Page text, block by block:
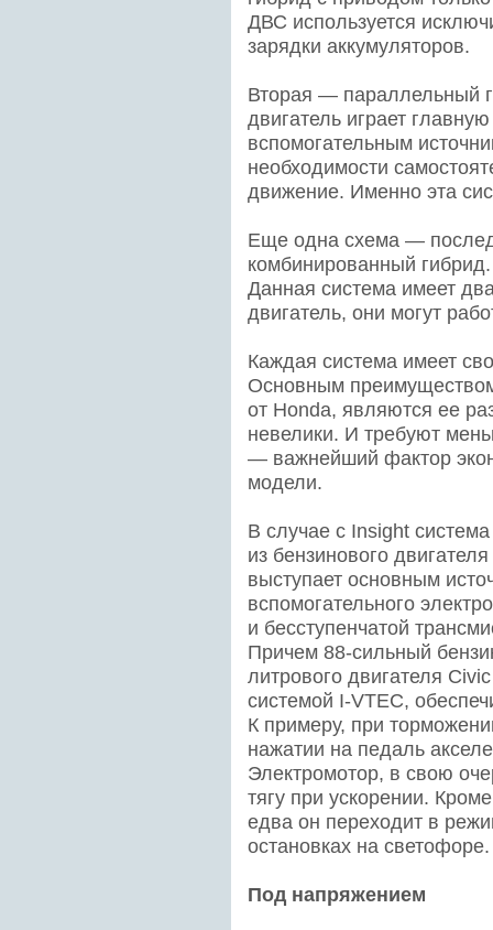
ДВС используется
зарядки аккумуляторов.
Вторая — параллельный
двигатель играет
вспомогательным
необходимости
движение. Именно эта
Еще одна схема —
комбинированный
Данная система имеет
двигатель, они могут
Каждая система имеет
Основным
от Honda, являются ее
невелики. И требуют
— важнейший фактор
модели.
В случае с Insight
из бензинового
выступает основным
вспомогательного
и бесступенчатой
Причем 88-сильный
литрового двигателя
системой I-VTEC,
К примеру, при
нажатии на педаль
Электромотор, в свою
тягу при ускорении.
едва он переходит в
остановках на светофоре.
Под напряжением